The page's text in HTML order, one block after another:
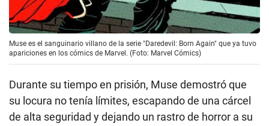
Muse es el sanguinario villano de la serie "Daredevil: Born Again" que ya tuvo
apariciones en los cómics de Marvel. (Foto: Marvel Cómics)
Durante su tiempo en prisión, Muse demostró que
su locura no tenía límites, escapando de una cárcel
de alta seguridad y dejando un rastro de horror a su